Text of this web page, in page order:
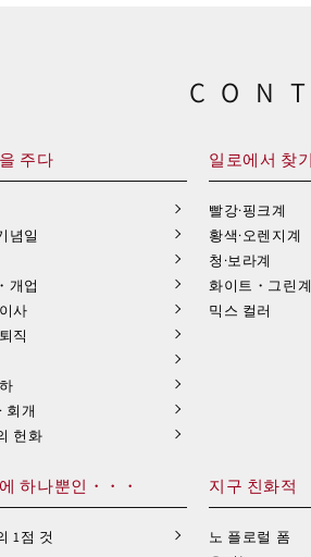
주다
념일
개업
사
직
회개
헌화
일로에서 찾기
빨강·핑크계
황색·오렌지계
청·보라계
화이트・그린계
믹스 컬러
하나뿐인・・・
1점 것
지구 친화적
노 플로럴 폼